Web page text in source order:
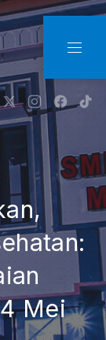
Window
New Window
NewNew
Mei